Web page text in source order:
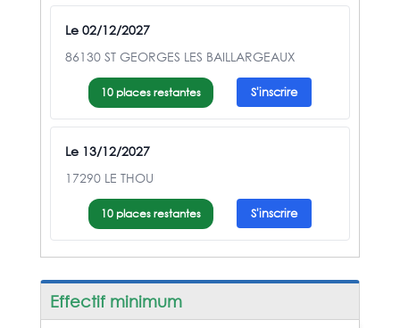
Le 02/12/2027
86130 ST GEORGES LES BAILLARGEAUX
10 places restantes S'inscrire
Le 13/12/2027
17290 LE THOU
10 places restantes S'inscrire
Effectif minimum